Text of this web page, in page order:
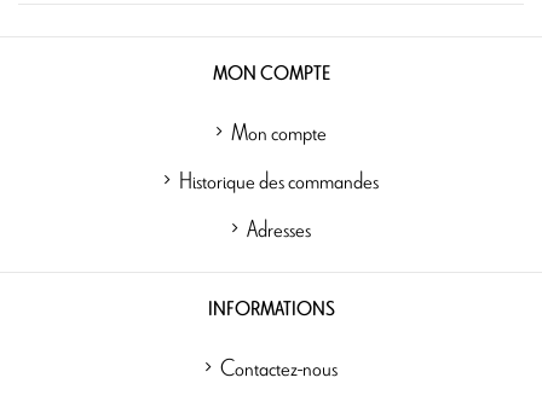
MON COMPTE
Mon compte
Historique des commandes
Adresses
INFORMATIONS
Contactez-nous